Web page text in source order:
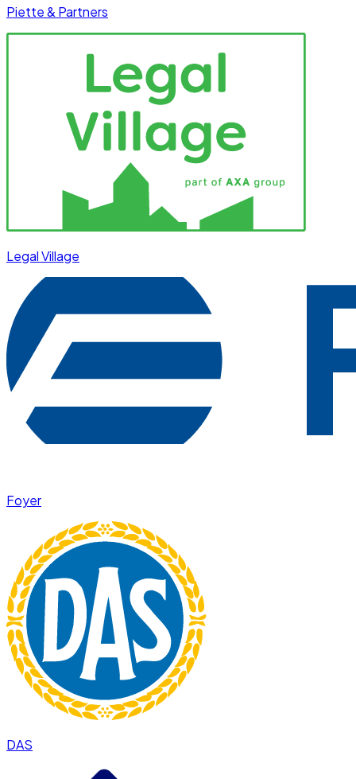
Piette & Partners
Legal Village
Foyer
DAS